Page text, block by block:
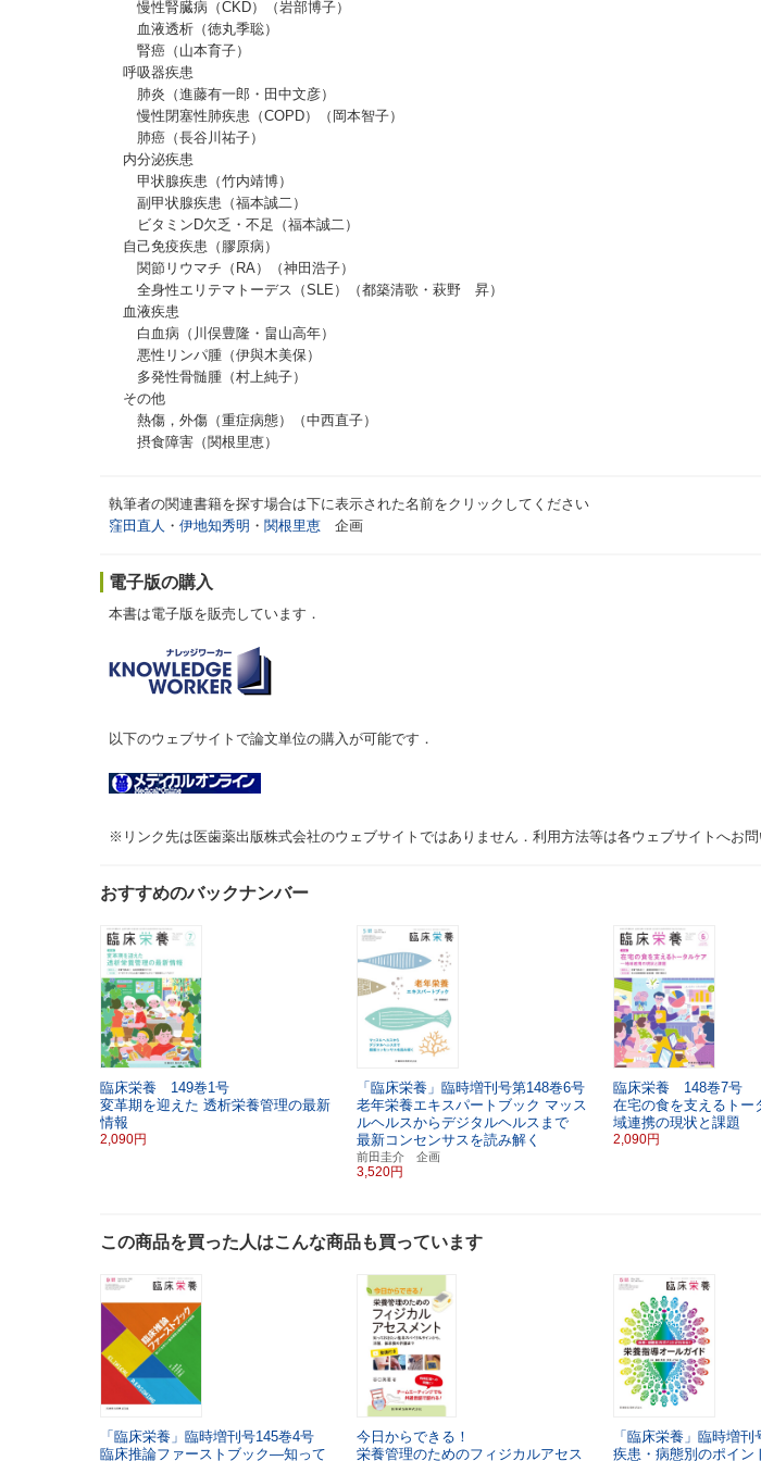
慢性腎臓病（CKD）（岩部博子）
血液透析（徳丸季聡）
腎癌（山本育子）
呼吸器疾患
肺炎（進藤有一郎・田中文彦）
慢性閉塞性肺疾患（COPD）（岡本智子）
肺癌（長谷川祐子）
内分泌疾患
甲状腺疾患（竹内靖博）
副甲状腺疾患（福本誠二）
ビタミンD欠乏・不足（福本誠二）
自己免疫疾患（膠原病）
関節リウマチ（RA）（神田浩子）
全身性エリテマトーデス（SLE）（都築清歌・萩野 昇）
血液疾患
白血病（川俣豊隆・畠山高年）
悪性リンパ腫（伊與木美保）
多発性骨髄腫（村上純子）
その他
熱傷，外傷（重症病態）（中西直子）
摂食障害（関根里恵）
執筆者の関連書籍を探す場合は下に表示された名前をクリックしてください
窪田直人 ・ 伊地知秀明 ・ 関根里恵 企画
電子版の購入
本書は電子版を販売しています．
以下のウェブサイトで論文単位の購入が可能です．
※リンク先は医歯薬出版株式会社のウェブサイトではありません．利用方法等は各ウェブサイトへお問
おすすめのバックナンバー
臨床栄養 149巻1号
変革期を迎えた 透析栄養管理の最新
情報
2,090円
「臨床栄養」臨時増刊号第148巻6号
老年栄養エキスパートブック マッス
ルヘルスからデジタルヘルスまで
最新コンセンサスを読み解く
前田圭介 企画
3,520円
臨床栄養 148巻7号
在宅の食を支えるトー
域連携の現状と課題
2,090円
この商品を買った人はこんな商品も買っています
「臨床栄養」臨時増刊号145巻4号
臨床推論ファーストブック―知って
今日からできる！
栄養管理のためのフィジカルアセス
「臨床栄養」臨時増
疾患・病態別のポイン